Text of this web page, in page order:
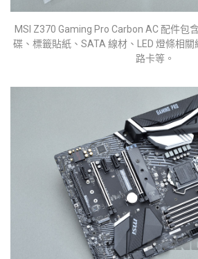
MSI Z370 Gaming Pro Carbon AC 配件包
碟、標籤貼紙、SATA 線材、LED 燈條相
路卡等。